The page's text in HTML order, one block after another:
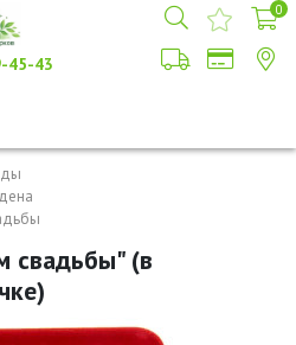
45-43
0
свадьбы" (в